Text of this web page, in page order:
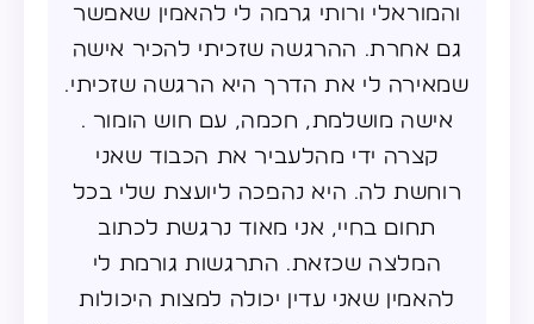
והמוראלי ורותי גרמה לי להאמין שאפשר
גם אחרת. ההרגשה שזכיתי להכיר אישה
שמאירה לי את הדרך היא הרגשה שזכיתי.
אישה מושלמת, חכמה, עם חוש הומור .
קצרה ידי מהלעביר את הכבוד שאני
רוחשת לה. היא נהפכה ליועצת שלי בכל
תחום בחיי, אני מאוד נרגשת לכתוב
המלצה שכזאת. התרגשות גורמת לי
להאמין שאני עדין יכולה למצות היכולות